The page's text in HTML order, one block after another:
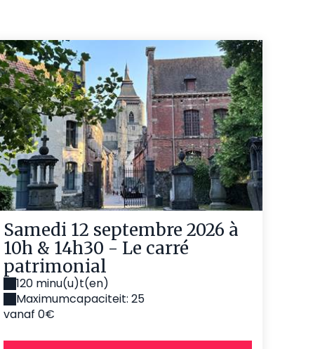
Samedi 12 septembre 2026 à
10h & 14h30 - Le carré
patrimonial
120 minu(u)t(en)
Maximumcapaciteit: 25
vanaf 0€